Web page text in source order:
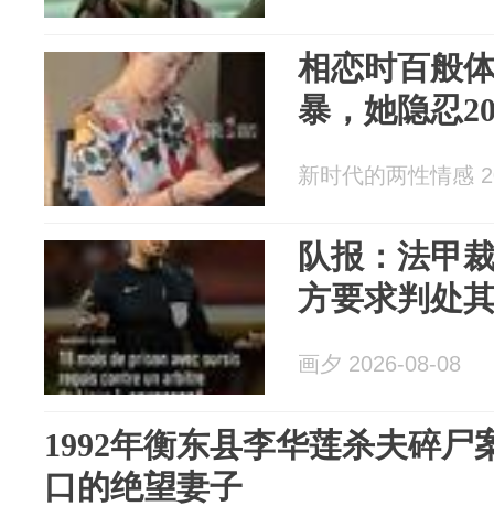
相恋时百般
暴，她隐忍
新时代的两性情感
队报：法甲
方要求判处
画夕 2026-08-08
1992年衡东县李华莲杀夫碎尸
口的绝望妻子